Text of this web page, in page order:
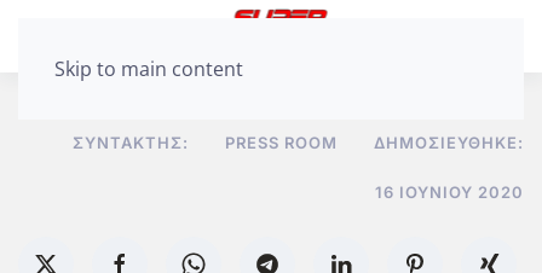
Skip to main content
ΣΥΝΤΆΚΤΗΣ: PRESS ROOM ΔΗΜΟΣΙΕΎΘΗΚΕ:
16 ΙΟΥΝΊΟΥ 2020